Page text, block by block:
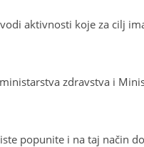
aktivnosti koje za cilj
zdravstva i
popunite i na taj način